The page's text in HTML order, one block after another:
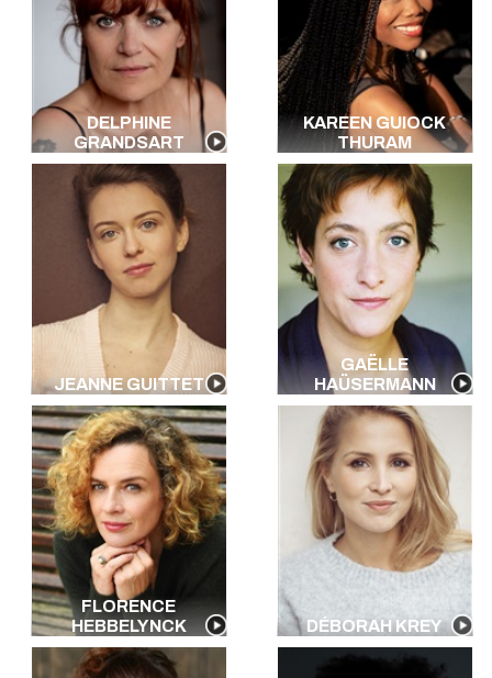
DELPHINE
GRANDSART
KAREEN GUIOCK
THURAM
JEANNE GUITTET
GAËLLE
HAÜSERMANN
FLORENCE
HEBBELYNCK
DÉBORAH KREY